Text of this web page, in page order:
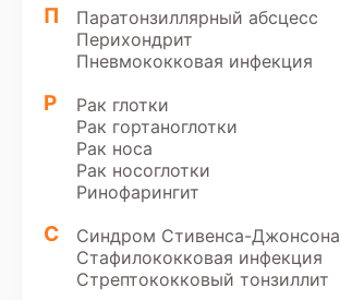
П
Паратонзиллярный абсцесс
Перихондрит
Пневмококковая инфекция
Р
Рак глотки
Рак гортаноглотки
Рак носа
Рак носоглотки
Ринофарингит
С
Синдром Стивенса-Джонсона
Стафилококковая инфекция
Стрептококковый тонзиллит